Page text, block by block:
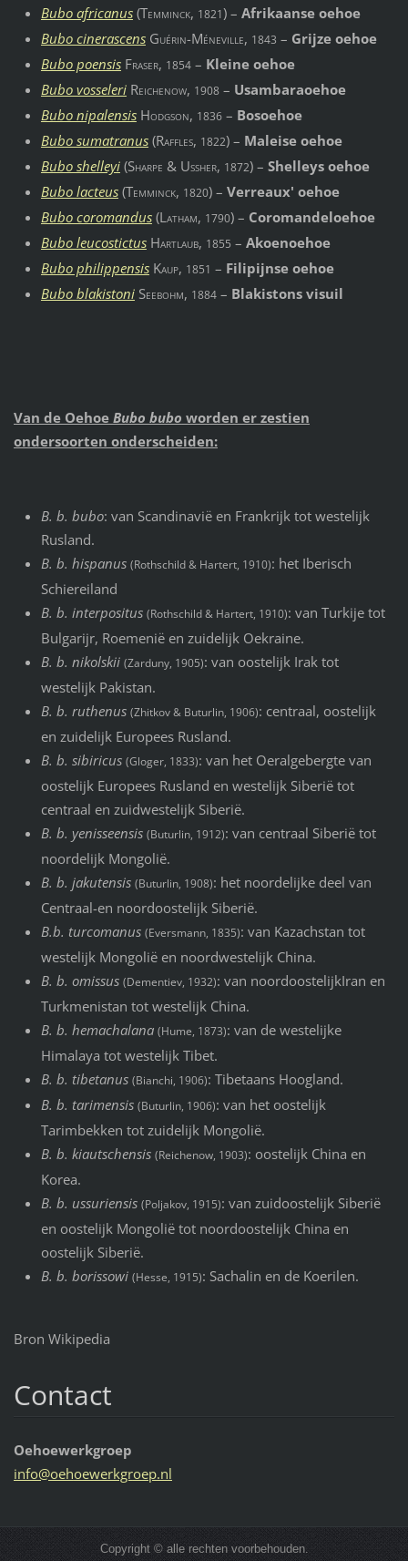
Bubo africanus(Temminck, 1821) – Afrikaanse oehoe
Bubo cinerascens Guérin-Méneville, 1843 – Grijze oehoe
Bubo poensis Fraser, 1854– Kleine oehoe
Bubo vosseleri Reichenow, 1908– Usambaraoehoe
Bubo nipalensis Hodgson, 1836– Bosoehoe
Bubo sumatranus(Raffles, 1822) – Maleise oehoe
Bubo shelleyi(Sharpe & Ussher, 1872) – Shelleys oehoe
Bubo lacteus(Temminck, 1820) – Verreaux' oehoe
Bubo coromandus(Latham, 1790) – Coromandeloehoe
Bubo leucostictus Hartlaub, 1855 – Akoenoehoe
Bubo philippensis Kaup, 1851 – Filipijnse oehoe
Bubo blakistoni Seebohm, 1884– Blakistons visuil
Van de OehoeBubo bubo worden er zestien
ondersoorten onderscheiden:
B. b. bubo: van Scandinavië en Frankrijk tot westelijk
Rusland.
B. b. hispanus (Rothschild & Hartert, 1910): het Iberisch
Schiereiland
B. b. interpositus (Rothschild & Hartert, 1910): van Turkije tot
Bulgarijr, Roemenië en zuidelijk Oekraine.
B. b. nikolskii (Zarduny, 1905): van oostelijk Irak tot
westelijk Pakistan.
B. b. ruthenus (Zhitkov & Buturlin, 1906): centraal, oostelijk
en zuidelijk Europees Rusland.
B. b. sibiricus (Gloger, 1833): van het Oeralgebergte van
oostelijk Europees Rusland en westelijk Siberië tot
centraal en zuidwestelijk Siberië.
B. b. yenisseensis (Buturlin, 1912): van centraal Siberië tot
noordelijk Mongolië.
B. b. jakutensis (Buturlin, 1908): het noordelijke deel van
Centraal-en noordoostelijk Siberië.
B.b. turcomanus (Eversmann, 1835): van Kazachstan tot
westelijk Mongolië en noordwestelijk China.
B. b. omissus (Dementiev, 1932): van noordoostelijkIran en
Turkmenistan tot westelijk China.
B. b. hemachalana (Hume, 1873): van de westelijke
Himalaya tot westelijk Tibet.
B. b. tibetanus (Bianchi, 1906): Tibetaans Hoogland.
B. b. tarimensis (Buturlin, 1906): van het oostelijk
Tarimbekken tot zuidelijk Mongolië.
B. b. kiautschensis (Reichenow, 1903): oostelijk China en
Korea.
B. b. ussuriensis (Poljakov, 1915): van zuidoostelijk Siberië
en oostelijk Mongolië tot noordoostelijk China en
oostelijk Siberië.
B. b. borissowi (Hesse, 1915): Sachalin en de Koerilen.
Bron Wikipedia
Contact
Oehoewerkgroep
info@oehoewerkgroep.nl
Copyright © alle rechten voorbehouden.